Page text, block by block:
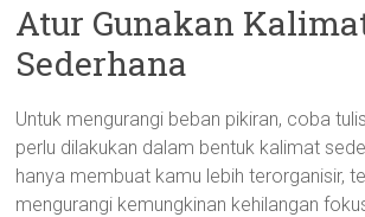
Atur Gunakan
Sederhana
Untuk mengurangi beban pikiran, coba
perlu dilakukan dalam bentuk kalimat
hanya membuat kamu lebih terorganisir,
mengurangi kemungkinan kehilangan